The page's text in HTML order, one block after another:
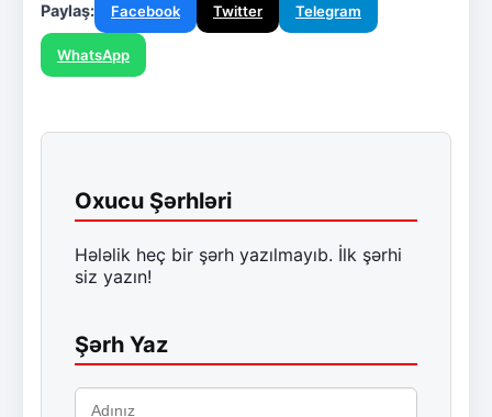
Paylaş: Facebook Twitter Telegram
WhatsApp
Oxucu Şərhləri
Hələlik heç bir şərh yazılmayıb. İlk şərhi
siz yazın!
Şərh Yaz